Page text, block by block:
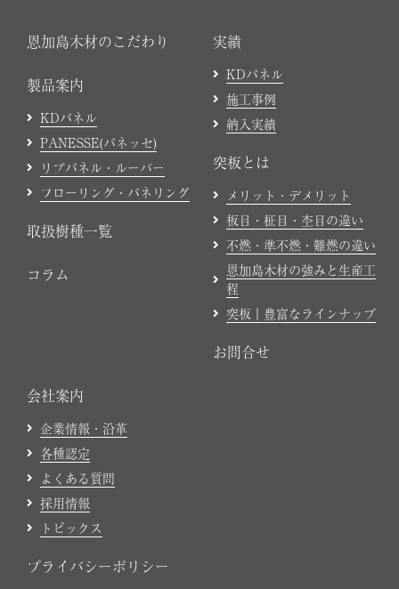
恩加島木材のこだわり
製品案内
KDパネル
PANESSE(パネッセ)
リブパネル・ルーバー
フローリング・パネリング
取扱樹種一覧
コラム
実績
KDパネル
施工事例
納入実績
突板とは
メリット・デメリット
板目・柾目・杢目の違い
不燃・準不燃・難燃の違い
恩加島木材の強みと生産工
程
突板｜豊富なラインナップ
お問合せ
会社案内
企業情報・沿革
各種認定
よくある質問
採用情報
トピックス
プライバシーポリシー